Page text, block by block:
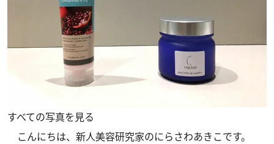
すべての写真を見る
こんにちは、新人美容研究家のにらさわあきこです。